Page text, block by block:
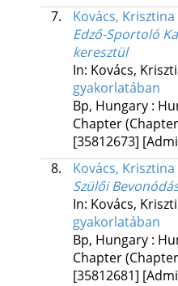
7.
Kovács, Krisztina
Edző-Sportoló
keresztül
In: Kovács,
gyakorlatában
Bp, Hungary :
Chapter
[35812673]
8.
Kovács, Krisztina
Szülői
In: Kovács,
gyakorlatában
Bp, Hungary :
Chapter
[35812681]